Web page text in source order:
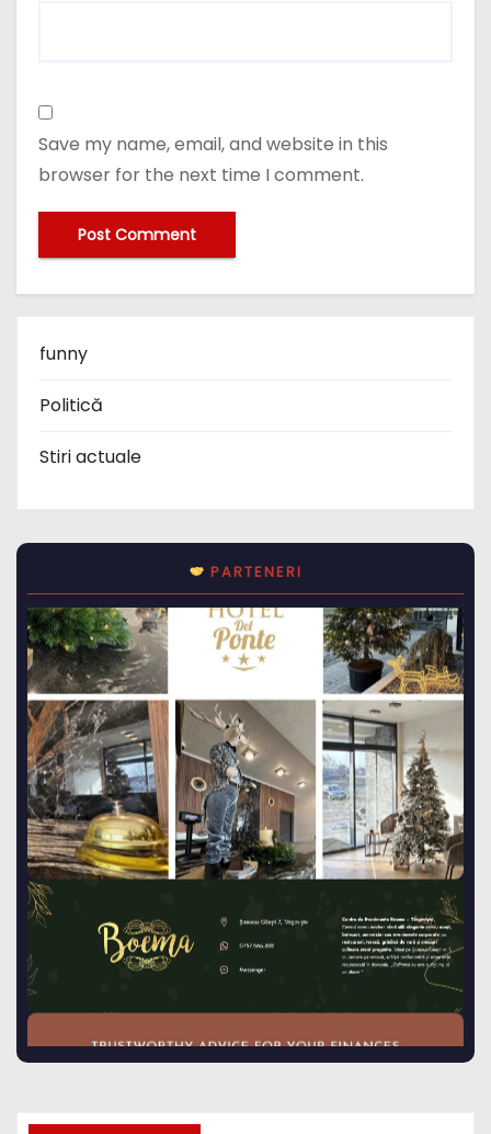
Save my name, email, and website in this
browser for the next time I comment.
funny
Politică
Stiri actuale
PARTENERI